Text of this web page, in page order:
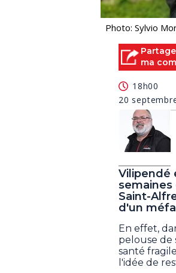
Photo: Sylvio
ma
18h00
20
Vilipendé
semaines
Saint-
d'un
En effet,
pelouse de
santé
l'idée de